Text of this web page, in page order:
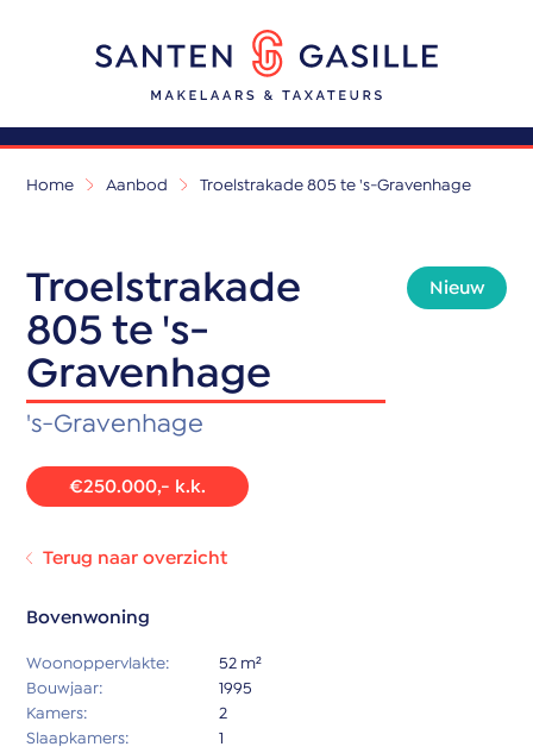
Home Aanbod Troelstrakade 805 te 's-Gravenhage
Troelstrakade
805 te 's-
Gravenhage
Nieuw
's-Gravenhage
€250.000,- k.k.
Terug naar overzicht
Bovenwoning
Woonoppervlakte:
52 m²
Bouwjaar:
1995
Kamers:
2
Slaapkamers:
1